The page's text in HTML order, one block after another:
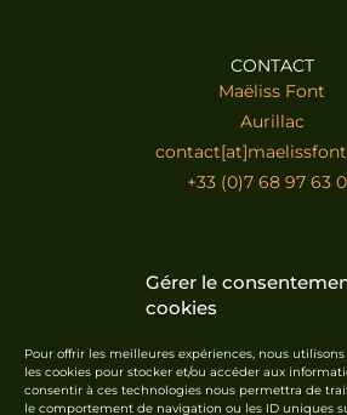
Gérer le
cookies
Pour offrir les meilleures expériences, nous
les cookies pour stocker et/ou accéder aux
consentir à ces technologies nous permettra de
le comportement de navigation ou les ID uniques
CONTACT
Maëliss Font
Aurillac
+33 (0)7 68 97 63
ABONNEZ-VOUS À LA